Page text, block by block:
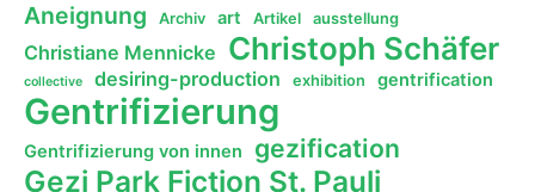
Aneignung Archiv art Artikel ausstellung
Christiane Mennicke Christoph Schäfer
collective desiring-production exhibition gentrification
Gentrifizierung
Gentrifizierung von innen gezification
Gezi Park Fiction St. Pauli